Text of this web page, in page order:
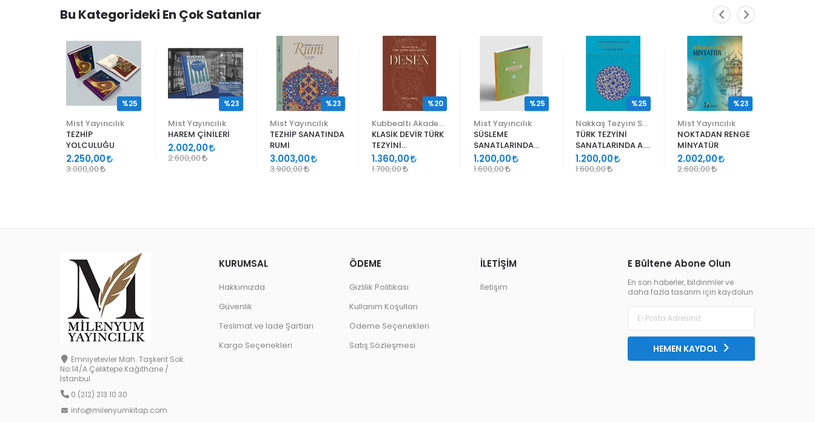
Bu Kategorideki En Çok Satanlar
Mist Yayıncılık
TEZHİP
YOLCULUĞU
2.250,00
3.000,00
%25
Mist Yayıncılık
HAREM ÇİNİLERİ
2.002,00
2.600,00
%23
Mist Yayıncılık
TEZHİP SANATINDA
RUMİ
3.003,00
3.900,00
%23
KLASİK DEVİR TÜRK
TEZYİNİ
SANATLARINDA
DESEN
1.360,00
1.700,00
%20
Mist Yayıncılık
SÜSLEME
SANATLARINDA
GEÇMELER
1.200,00
1.600,00
%25
TÜRK TEZYİNİ
SANATLARINDA A.
SÜHEYL ÜNVER VE
YENİ TERKİPLERİ
1.200,00
1.600,00
%25
Mist Yayıncılık
NOKTADAN RENGE
MİNYATÜR
2.002,00
2.600,00
%23
Emniyetevler Mah. Taşkent Sok.
No:14/A Çeliktepe Kağıthane /
İstanbul
0 (212) 213 10 30
info@milenyumkitap.com
E Bültene Abone Olun
En son haberler, bildirimler ve
daha fazla tasarım için kaydolun
HEMEN KAYDOL
KURUMSAL
Hakkımızda
Güvenlik
Teslimat ve İade Şartları
Kargo Seçenekleri
ÖDEME
Gizlilik Politikası
Kullanım Koşulları
Ödeme Seçenekleri
Satış Sözleşmesi
İLETİŞİM
İletişim